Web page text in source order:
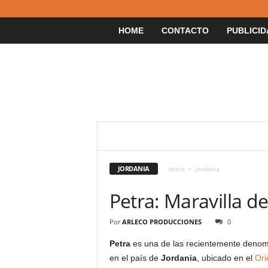
HOME CONTACTO
BOTSWANA
BRASIL BRUNEI
COSTA RICA
COSTUMBRES Y TRADICIONES
CURIOSIDADES
DINAMARCA ECUADOR
ESCOCIA
ESLOVENIA ESPAÑA
GIBRALTAR
GRECIA GUATEMALA
INDIA
INDONESIA INGLATERRA
JORDANIA Inicio Jordania
Petra: Maravilla
Por ARLECO PRODUCCIONES 0
Petraes una de las recientemente
en el país de Jordania, ubicado en el